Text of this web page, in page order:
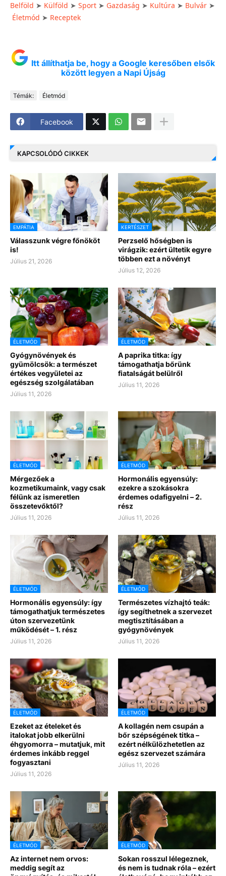
Belföld ➤ Külföld ➤ Sport ➤ Gazdaság ➤ Kultúra ➤ Bulvár ➤
Életmód ➤ Receptek
Itt állíthatja be, hogy a Google keresőben elsők
között legyen a Napi Újság
Témák: Életmód
Facebook
KAPCSOLÓDÓ CIKKEK
EMPÁTIA
Válasszunk végre főnököt
is!
Július 21, 2026
KERTÉSZET
Perzselő hőségben is
virágzik: ezért ültetik egyre
többen ezt a növényt
Július 12, 2026
ÉLETMÓD
Gyógynövények és
gyümölcsök: a természet
értékes vegyületei az
egészség szolgálatában
Július 11, 2026
ÉLETMÓD
A paprika titka: így
támogathatja bőrünk
fiatalságát belülről
Július 11, 2026
ÉLETMÓD
Mérgezőek a
kozmetikumaink, vagy csak
félünk az ismeretlen
összetevőktől?
Július 11, 2026
ÉLETMÓD
Hormonális egyensúly:
ezekre a szokásokra
érdemes odafigyelni – 2.
rész
Július 11, 2026
ÉLETMÓD
Hormonális egyensúly: így
támogathatjuk természetes
úton szervezetünk
működését – 1. rész
Július 11, 2026
ÉLETMÓD
Természetes vízhajtó teák:
így segíthetnek a szervezet
megtisztításában a
gyógynövények
Július 11, 2026
ÉLETMÓD
Ezeket az ételeket és
italokat jobb elkerülni
éhgyomorra – mutatjuk, mit
érdemes inkább reggel
fogyasztani
Július 11, 2026
ÉLETMÓD
A kollagén nem csupán a
bőr szépségének titka –
ezért nélkülözhetetlen az
egész szervezet számára
Július 11, 2026
ÉLETMÓD
Az internet nem orvos:
meddig segít az
ÉLETMÓD
Sokan rosszul lélegeznek,
és nem is tudnak róla – ezért